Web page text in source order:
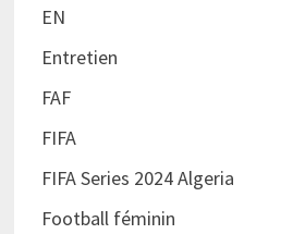
EN
Entretien
FAF
FIFA
FIFA Series 2024 Algeria
Football féminin